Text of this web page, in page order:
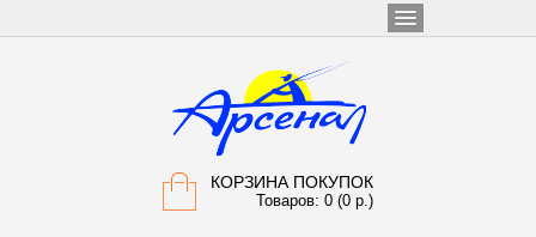
КОРЗИНА ПОКУПОК
Товаров: 0 (0 р.)